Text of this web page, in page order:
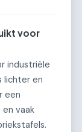
voor
industriële
lichter en
een
vaak